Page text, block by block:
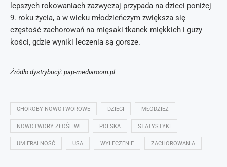
lepszych rokowaniach zazwyczaj przypada na dzieci poniżej
9. roku życia, a w wieku młodzieńczym zwiększa się
częstość zachorowań na mięsaki tkanek miękkich i guzy
kości, gdzie wyniki leczenia są gorsze.
Źródło dystrybucji: pap-mediaroom.pl
CHOROBY NOWOTWOROWE DZIECI MŁODZIEŻ
NOWOTWORY ZŁOŚLIWE POLSKA STATYSTYKI
UMIERALNOŚĆ USA WYLECZENIE ZACHOROWANIA